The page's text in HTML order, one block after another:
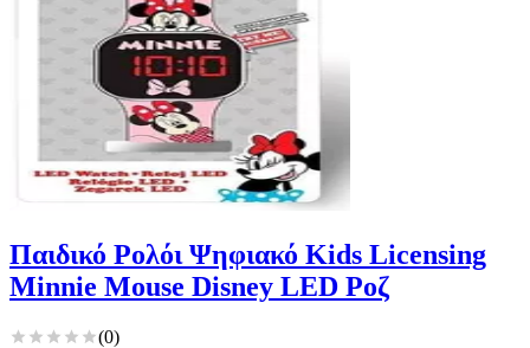
Παιδικό Ρολόι Ψηφιακό Kids Licensing
Minnie Mouse Disney LED Ροζ
(0)